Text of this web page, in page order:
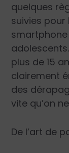
quelques
suivies
plus de 15
clairement
des
vite qu’on
De l’art de